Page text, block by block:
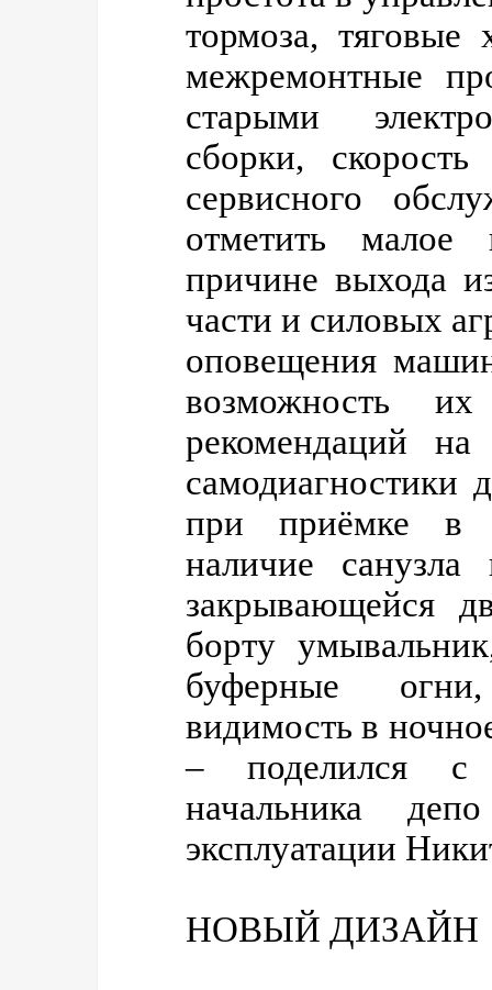
тормоза, тяговые
меж­ремонтные
старыми
сборки,
сервисного
отметить малое
причине выхода
части и силовых
оповещения
возможность
рекомендаций
самодиагностики
при приёмке в
наличие
закрывающейся
борту
буферные
видимость в
– поделился с
начальника
эксплуатации
НОВЫЙ ДИЗАЙН